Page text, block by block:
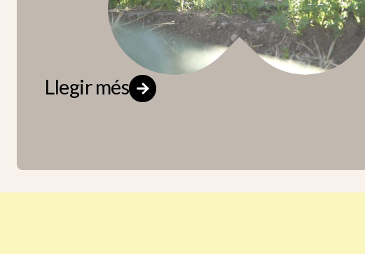
Llegir més